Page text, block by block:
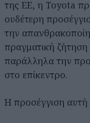
της ΕΕ, η Toyota
ουδέτερη
την
πραγματική
παράλληλα την
στο επίκεντρο.
Η προσέγγιση αυτή
Αναζήτηση
για...